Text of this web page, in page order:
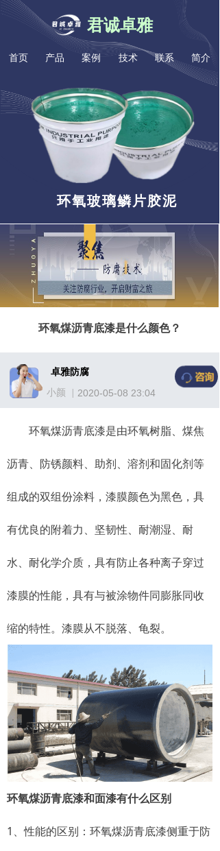
君诚卓雅
首页 产品 案例 技术 联系 简介
环氧玻璃鳞片胶泥
卓雅防腐
小颜
| 2020-05-08 23:04
环氧煤沥青底漆是什么颜色？
环氧煤沥青底漆是由环氧树脂、煤焦
沥青、防锈颜料、助剂、溶剂和固化剂等
组成的双组份涂料，漆膜颜色为黑色，具
有优良的附着力、坚韧性、耐潮湿、耐
水、耐化学介质，具有防止各种离子穿过
漆膜的性能，具有与被涂物件同膨胀同收
缩的特性。漆膜从不脱落、龟裂。
环氧煤沥青底漆和面漆有什么区别
1、性能的区别：环氧煤沥青底漆侧重于防